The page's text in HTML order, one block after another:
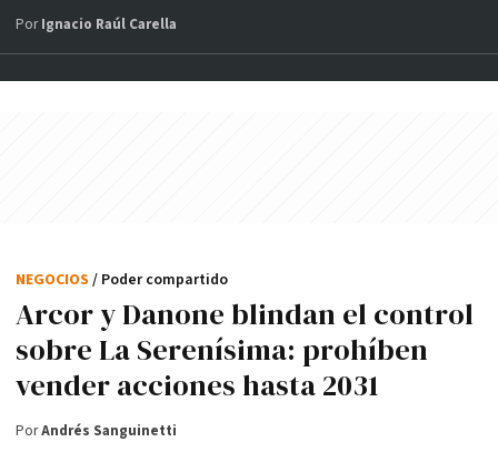
PorIgnacio Raúl Carella
Arcor y Danone blindan el control
sobre La Serenísima: prohíben
vender acciones hasta 2031
NEGOCIOS / Poder compartido
PorAndrés Sanguinetti